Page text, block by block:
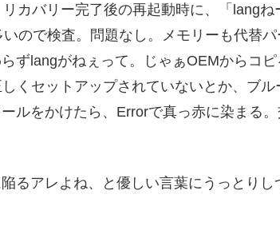
カバリー完了後の再起動時に、「langね
ので検査。問題なし。メモリーも代替
ずlangがねぇって。じゃぁOEMからコ
くセットアップされていないとか、ブル
ルをかけたら、Errorで真っ赤に染まる
るアレよね、と優しい言葉にうっとりし